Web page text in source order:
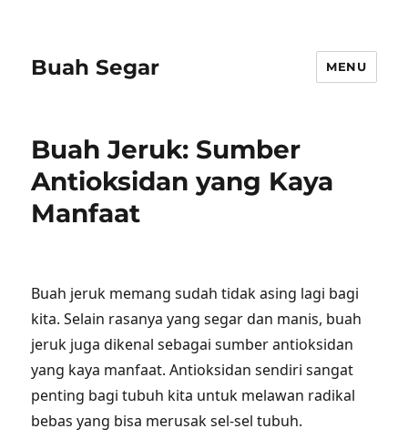
Buah Segar MENU
Buah Jeruk: Sumber
Antioksidan yang Kaya
Manfaat
Buah jeruk memang sudah tidak asing lagi bagi
kita. Selain rasanya yang segar dan manis, buah
jeruk juga dikenal sebagai sumber antioksidan
yang kaya manfaat. Antioksidan sendiri sangat
penting bagi tubuh kita untuk melawan radikal
bebas yang bisa merusak sel-sel tubuh.